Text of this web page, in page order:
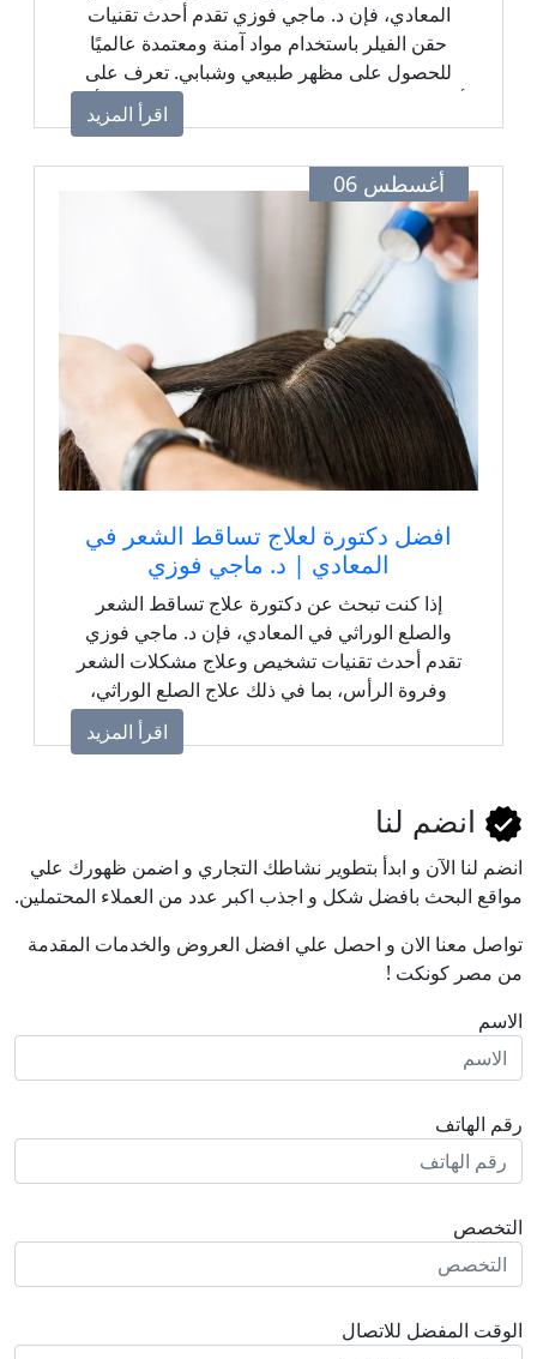
المعادي، فإن د. ماجي فوزي تقدم أحدث تقنيات
حقن الفيلر باستخدام مواد آمنة ومعتمدة عالميًا
للحصول على مظهر طبيعي وشبابي. تعرف على
أماكن حقن الفيلر، المميزات، النتائج المتوقعة، وأهم
التعليمات قبل وبعد الجلسة.
اقرأ المزيد
أغسطس 06
افضل دكتورة لعلاج تساقط الشعر في
المعادي | د. ماجي فوزي
إذا كنت تبحث عن دكتورة علاج تساقط الشعر
والصلع الوراثي في المعادي، فإن د. ماجي فوزي
تقدم أحدث تقنيات تشخيص وعلاج مشكلات الشعر
وفروة الرأس، بما في ذلك علاج الصلع الوراثي،
والثعلبة، وضعف بصيلات الشعر، باستخدام خطط
علاجية مخصصة وتقنيات حديثة مثل البلازما
اقرأ المزيد
انضم لنا
انضم لنا اﻵن و ابدأ بتطوير نشاطك التجاري و اضمن ظهورك علي
مواقع البحث بافضل شكل و اجذب اكبر عدد من العملاء المحتملين.
تواصل معنا الان و احصل علي افضل العروض والخدمات المقدمة
من مصر كونكت !
الاسم
رقم الهاتف
التخصص
الوقت المفضل للاتصال